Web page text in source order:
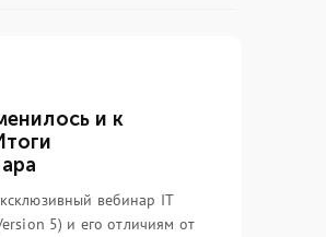
и к
вебинар IT
5) и его отличиям от